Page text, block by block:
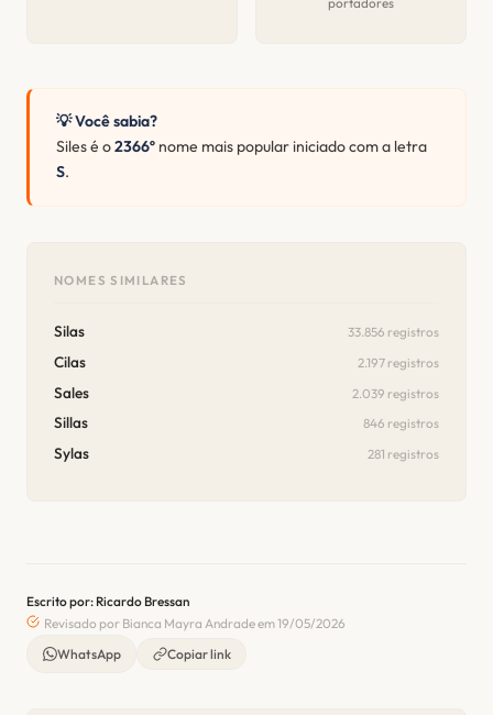
💡 Você sabia?
Siles é o2366º nome mais popular iniciado com a letra
S.
NOMES SIMILARES
Silas 33.856 registros
Cilas 2.197 registros
Sales 2.039 registros
Sillas 846 registros
Sylas 281 registros
Escrito por: Ricardo Bressan
Revisado por Bianca Mayra Andrade em 19/05/2026
WhatsApp
Copiar link